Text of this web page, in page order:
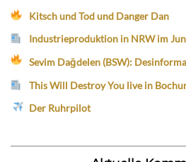
Kitsch und Tod und Danger Dan
Industrieproduktion in NRW im
Sevim Dağdelen (BSW):
This Will Destroy You live in
Der Ruhrpilot